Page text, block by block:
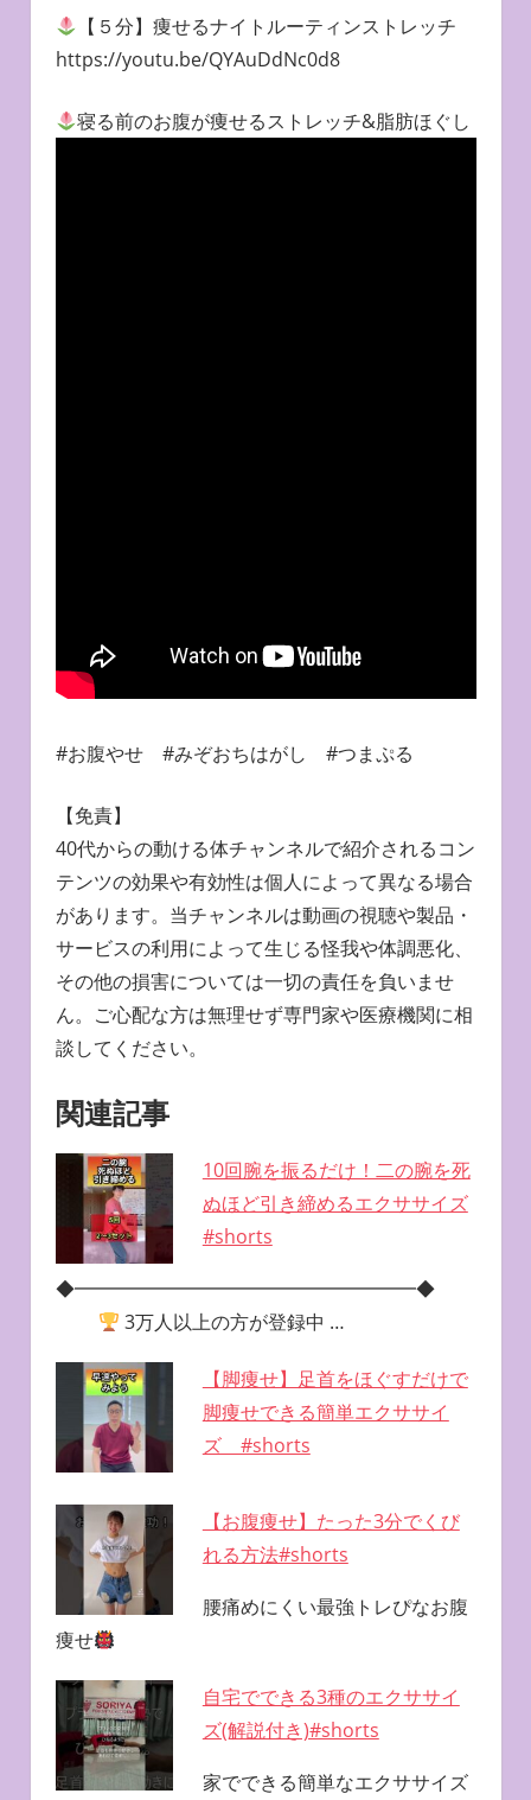
【５分】痩せるナイトルーティンストレッチ
https://youtu.be/QYAuDdNc0d8
寝る前のお腹が痩せるストレッチ&脂肪ほぐし
#お腹やせ #みぞおちはがし #つまぷる
【免責】
40代からの動ける体チャンネルで紹介されるコン
テンツの効果や有効性は個人によって異なる場合
があります。当チャンネルは動画の視聴や製品・
サービスの利用によって生じる怪我や体調悪化、
その他の損害については一切の責任を負いませ
ん。ご心配な方は無理せず専門家や医療機関に相
談してください。
関連記事
10回腕を振るだけ！二の腕を死
ぬほど引き締めるエクササイズ
#shorts
◆━━━━━━━━━━━━━━━━━━◆
3万人以上の方が登録中 …
【脚痩せ】足首をほぐすだけで
脚痩せできる簡単エクササイ
ズ #shorts
【お腹痩せ】たった3分でくび
れる方法#shorts
腰痛めにくい最強トレぴなお腹
痩せ
自宅でできる3種のエクササイ
ズ(解説付き)#shorts
家でできる簡単なエクササイズ